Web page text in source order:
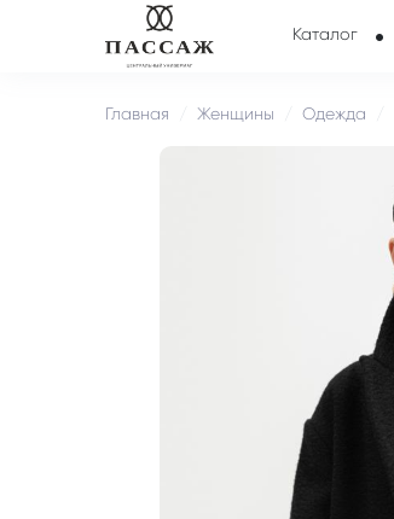
Каталог
Главная Женщины Одежда